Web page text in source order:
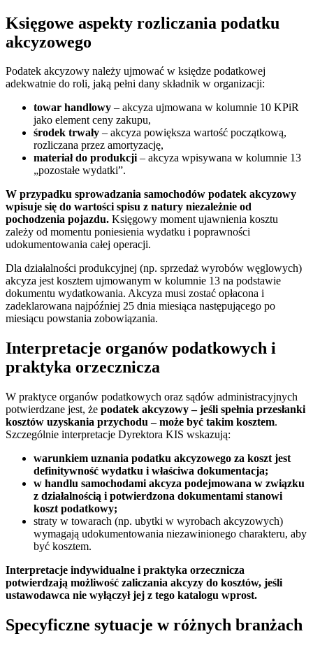
Księgowe aspekty rozliczania podatku
akcyzowego
Podatek akcyzowy należy ujmować w księdze podatkowej
adekwatnie do roli, jaką pełni dany składnik w organizacji:
towar handlowy – akcyza ujmowana w kolumnie 10 KPiR
jako element ceny zakupu,
środek trwały – akcyza powiększa wartość początkową,
rozliczana przez amortyzację,
materiał do produkcji– akcyza wpisywana w kolumnie 13
„pozostałe wydatki”.
W przypadku sprowadzania samochodów podatek akcyzowy
wpisuje się do wartości spisu z natury niezależnie od
pochodzenia pojazdu. Księgowy moment ujawnienia kosztu
zależy od momentu poniesienia wydatku i poprawności
udokumentowania całej operacji.
Dla działalności produkcyjnej (np. sprzedaż wyrobów węglowych)
akcyza jest kosztem ujmowanym w kolumnie 13 na podstawie
dokumentu wydatkowania. Akcyza musi zostać opłacona i
zadeklarowana najpóźniej 25 dnia miesiąca następującego po
miesiącu powstania zobowiązania.
Interpretacje organów podatkowych i
praktyka orzecznicza
W praktyce organów podatkowych oraz sądów administracyjnych
potwierdzane jest, że podatek akcyzowy – jeśli spełnia przesłanki
kosztów uzyskania przychodu – może być takim kosztem.
Szczególnie interpretacje Dyrektora KIS wskazują:
warunkiem uznania podatku akcyzowego za koszt jest
definitywność wydatku i właściwa dokumentacja;
w handlu samochodami akcyza podejmowana w związku
z działalnością i potwierdzona dokumentami stanowi
koszt podatkowy;
straty w towarach (np. ubytki w wyrobach akcyzowych)
wymagają udokumentowania niezawinionego charakteru, aby
być kosztem.
Interpretacje indywidualne i praktyka orzecznicza
potwierdzają możliwość zaliczania akcyzy do kosztów, jeśli
ustawodawca nie wyłączył jej z tego katalogu wprost.
Specyficzne sytuacje w różnych branżach